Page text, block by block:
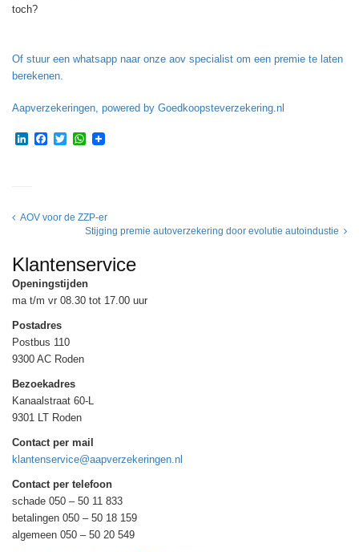
toch?
Of stuur een whatsapp naar onze aov specialist om een premie te laten
berekenen.
Aapverzekeringen, powered by Goedkoopsteverzekering.nl
LinkedIn
Facebook
TwitterWhatsApp
Post
AOV voor de ZZP-er
Stijging premie autoverzekering door evolutie autoindustie
Klantenservice
Openingstijden
ma t/m vr 08.30 tot 17.00 uur
Postadres
Postbus 110
9300 AC Roden
Bezoekadres
Kanaalstraat 60-L
9301 LT Roden
Contact per mail
klantenservice@aapverzekeringen.nl
Contact per telefoon
schade 050 – 50 11 833
betalingen 050 – 50 18 159
algemeen 050 – 50 20 549